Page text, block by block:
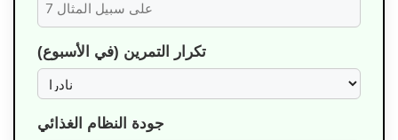
تكرار التمرين (في الأسبوع)
جودة النظام الغذائي